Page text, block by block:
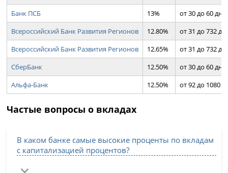
Банк ПСБ
13%
от 30 до 60 дн.
Всероссийский Банк Развития Регионов
12.80%
от 31 до 732 дн.
Всероссийский Банк Развития Регионов
12.65%
от 31 до 732 дн.
СберБанк
12.50%
от 30 до 60 дн.
Альфа-Банк
12.50% от 92 до 1080
Частые вопросы о вкладах
В каком банке самые высокие проценты по вкладам
с капитализацией процентов?